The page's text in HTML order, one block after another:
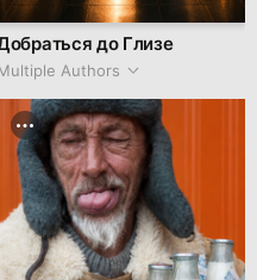
до Глизе
Authors